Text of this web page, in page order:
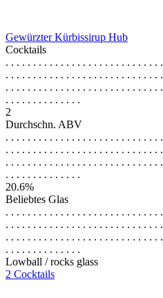
Gewürzter Kürbissirup Hub
Cocktails
. . . . . . . . . . . . . . . . . . . . . . . . . . . .
. . . . . . . . . . . . . . . . . . . . . . . . . . . .
. . . . . . . . . . . . . . . . . . . . . . . . . . . .
. . . . . . . . . . . . . .
2
Durchschn. ABV
. . . . . . . . . . . . . . . . . . . . . . . . . . . .
. . . . . . . . . . . . . . . . . . . . . . . . . . . .
. . . . . . . . . . . . . . . . . . . . . . . . . . . .
. . . . . . . . . . . . . .
20.6%
Beliebtes Glas
. . . . . . . . . . . . . . . . . . . . . . . . . . . .
. . . . . . . . . . . . . . . . . . . . . . . . . . . .
. . . . . . . . . . . . . . . . . . . . . . . . . . . .
. . . . . . . . . . . . . .
Lowball / rocks glass
2 Cocktails